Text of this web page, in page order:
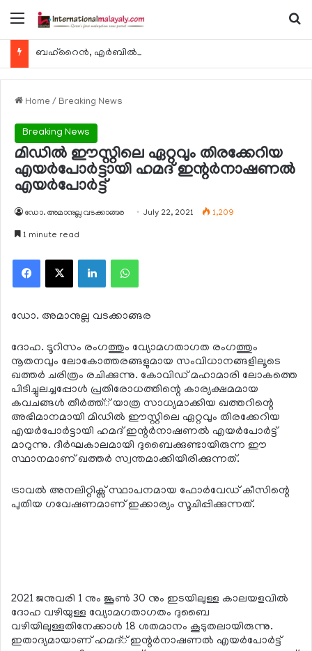
Menu
Home / Breaking News
Breaking News
മിഡില്‍ ഈസ്റ്റിലെ ഏറ്റവും തിരക്കേറിയ
എയര്‍പോര്‍ട്ടായി ഹമദ് ഇന്റര്‍നാഷണല്‍
എയര്‍പോര്‍ട്ട്
ഡോ. അമാനുല്ല വടക്കാങ്ങര July 22, 2021 1,209
1 minute read
Facebook
X LinkedInWhatsApp
ഡോ. അമാനുല്ല വടക്കാങ്ങര
ദോഹ. ടൂറിസം രംഗത്തും വ്യോമഗതാഗത രംഗത്തും
നൂതനവും ലോകോത്തരങ്ങളുമായ സംവിധാനങ്ങളിലൂടെ
ഖത്തര്‍ ചരിത്രം രചിക്കുന്നു. കോവിഡ് മഹാമാരി ലോകത്തെ
പിടിച്ചുലച്ചപ്പോള്‍ പ്രതിരോധത്തിന്റെ കാര്യക്ഷമമായ
കവചങ്ങള്‍ തീര്‍ത്ത്് യാത്ര സാധ്യമാക്കിയ ഖത്തറിന്റെ
അഭിമാനമായി മിഡില്‍ ഈസ്റ്റിലെ ഏറ്റവും തിരക്കേറിയ
എയര്‍പോര്‍ട്ടായി ഹമദ് ഇന്റര്‍നാഷണല്‍ എയര്‍പോര്‍ട്ട്
മാറുന്നു. ദീര്‍ഘകാലമായി ദുബൈക്കുണ്ടായിരുന്ന ഈ
സ്ഥാനമാണ് ഖത്തര്‍ സ്വന്തമാക്കിയിരിക്കുന്നത്.
ട്രാവല്‍ അനലിറ്റിക്സ് സ്ഥാപനമായ ഫോര്‍വേഡ് കീസിന്റെ
പുതിയ ഗവേഷണമാണ് ഇക്കാര്യം സൂചിപ്പിക്കുന്നത്.
2021 ജനുവരി 1 നും ജൂണ്‍ 30 നും ഇടയിലുള്ള കാലയളവില്‍
ദോഹ വഴിയുള്ള വ്യോമഗതാഗതം ദുബൈ
വഴിയിലുള്ളതിനേക്കാള്‍ 18 ശതമാനം കൂടുതലായിരുന്നു.
ഇതാദ്യമായാണ് ഹമദ്് ഇന്റര്‍നാഷണല്‍ എയര്‍പോര്‍ട്ട്